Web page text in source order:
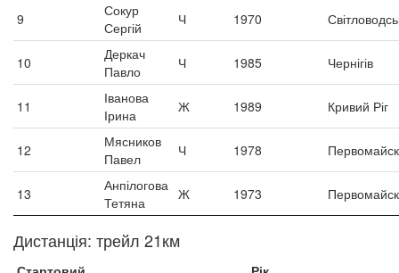
9
Сокур
Сергій
Ч 1970
10
Деркач
Павло
Ч 1985 Чернігів
11
Іванова
Ірина
Ж 1989 Кривий Ріг
12
Мясников
Павел
Ч 1978
13
Анпілогова
Тетяна
Ж 1973
Дистанція: трейл 21км